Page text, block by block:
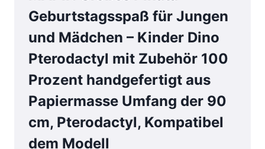
Geburtstagsspaß für Jungen
und Mädchen – Kinder Dino
Pterodactyl mit Zubehör 100
Prozent handgefertigt aus
Papiermasse Umfang der 90
cm, Pterodactyl, Kompatibel
dem Modell